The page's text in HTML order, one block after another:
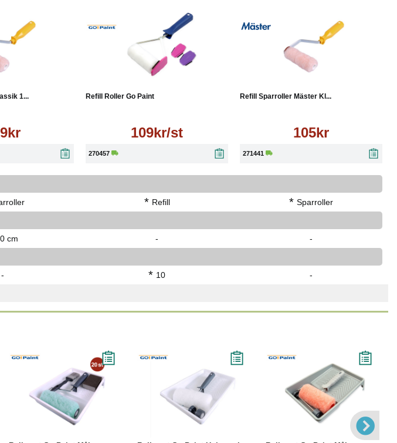
1... Refill Roller Go Paint
109kr/st
270457
Läs mer
Refill Sparroller Mäster Kl...
105kr
271441
* Refill * Sparroller
cm - -
- * 10 -
Läs mer Läs mer Läs mer